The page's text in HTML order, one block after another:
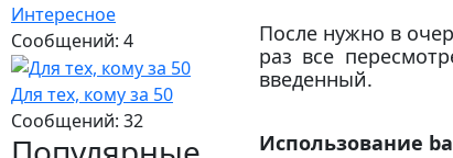
Интересное
Сообщений: 4
Для тех, кому за 50
Сообщений: 32
После нужно в
раз все
введенный.
Использование